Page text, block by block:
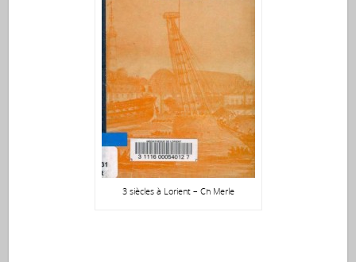
3 siècles à Lorient – Ch Merle